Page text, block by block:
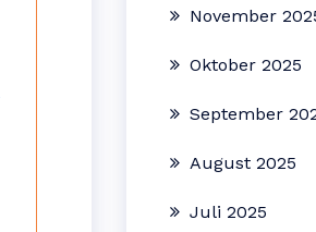
November
Oktober 2025
September
August 2025
Juli 2025